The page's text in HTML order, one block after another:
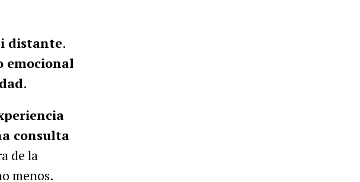
distante.
emocional
.
consulta
de la
menos.